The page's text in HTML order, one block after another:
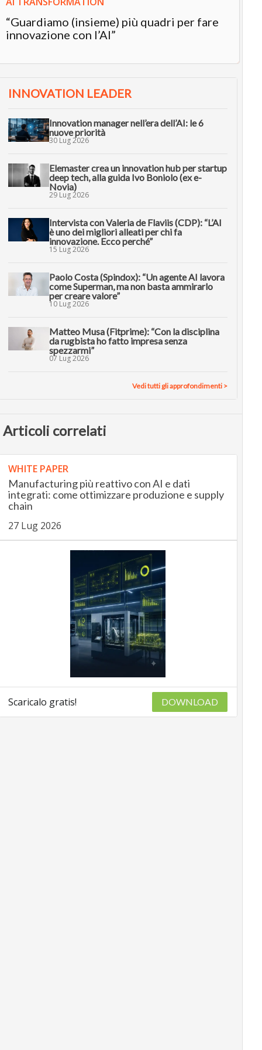
“Guardiamo (insieme) più quadri per fare
innovazione con l’AI”
INNOVATION LEADER
Innovation manager nell’era dell’AI: le 6
nuove priorità
30 Lug 2026
Elemaster crea un innovation hub per startup
deep tech, alla guida Ivo Boniolo (ex e-
Novia)
29 Lug 2026
Intervista con Valeria de Flaviis (CDP): “L’AI
è uno dei migliori alleati per chi fa
innovazione. Ecco perché”
15 Lug 2026
Paolo Costa (Spindox): “Un agente AI lavora
come Superman, ma non basta ammirarlo
per creare valore”
10 Lug 2026
Matteo Musa (Fitprime): “Con la disciplina
da rugbista ho fatto impresa senza
spezzarmi”
07 Lug 2026
Vedi tutti gli approfondimenti >
Articoli correlati
WHITE PAPER
Manufacturing più reattivo con AI e dati
integrati: come ottimizzare produzione e supply
chain
27 Lug 2026
Scaricalo gratis! DOWNLOAD